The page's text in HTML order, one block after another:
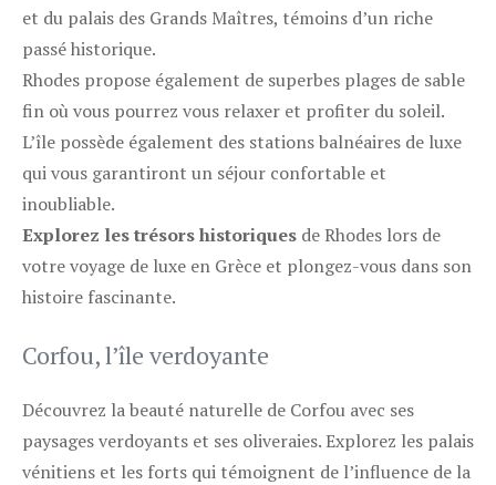
et du palais des Grands Maîtres, témoins d’un riche
passé historique.
Rhodes propose également de superbes plages de sable
fin où vous pourrez vous relaxer et profiter du soleil.
L’île possède également des stations balnéaires de luxe
qui vous garantiront un séjour confortable et
inoubliable.
Explorez les trésors historiques de Rhodes lors de
votre voyage de luxe en Grèce et plongez-vous dans son
histoire fascinante.
Corfou, l’île verdoyante
Découvrez la beauté naturelle de Corfou avec ses
paysages verdoyants et ses oliveraies. Explorez les palais
vénitiens et les forts qui témoignent de l’influence de la